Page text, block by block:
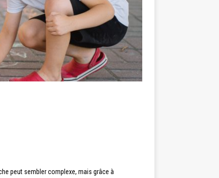
peut sembler complexe, mais grâce à